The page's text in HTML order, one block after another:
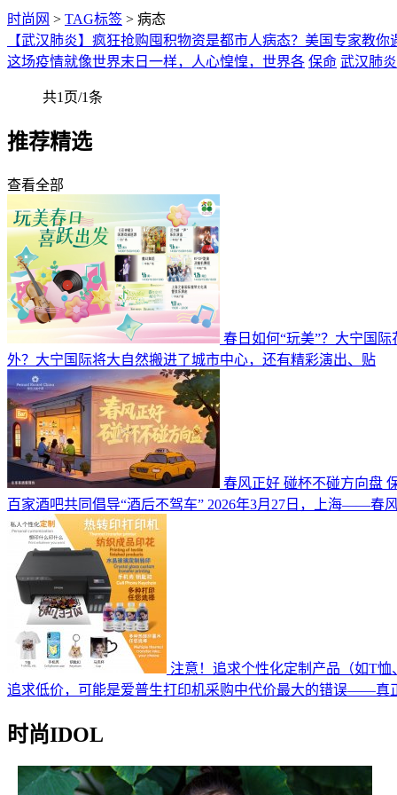
时尚网 > TAG标签 > 病态
【武汉肺炎】疯狂抢购囤积物资是都市人病态？美国专家教你
这场疫情就像世界末日一样，人心惶惶，世界各 保命 武汉肺炎
共1页/1条
推荐精选
查看全部
春日如何“玩美”？大宁国
外？大宁国际将大自然搬进了城市中心，还有精彩演出、贴
春风正好 碰杯不碰方向盘
百家酒吧共同倡导“酒后不驾车” 2026年3月27日，上海——春
注意！追求个性化定制产品（如T
追求低价，可能是爱普生打印机采购中代价最大的错误——真
时尚IDOL